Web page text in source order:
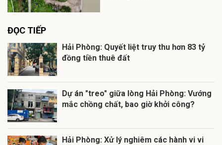
ĐỌC TIẾP
Hải Phòng: Quyết liệt truy thu hơn 83 tỷ
đồng tiền thuê đất
Dự án "treo" giữa lòng Hải Phòng: Vướng
mắc chồng chất, bao giờ khởi công?
Hải Phòng: Xử lý nghiêm các hành vi vi